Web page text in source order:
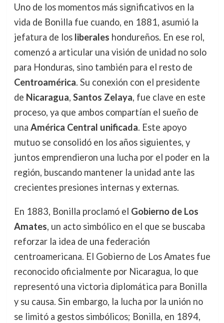
Uno de los momentos más significativos en la
vida de Bonilla fue cuando, en 1881, asumió la
jefatura de los liberales hondureños. En ese rol,
comenzó a articular una visión de unidad no solo
para Honduras, sino también para el resto de
Centroamérica. Su conexión con el presidente
de Nicaragua, Santos Zelaya, fue clave en este
proceso, ya que ambos compartían el sueño de
una América Central unificada. Este apoyo
mutuo se consolidó en los años siguientes, y
juntos emprendieron una lucha por el poder en la
región, buscando mantener la unidad ante las
crecientes presiones internas y externas.
En 1883, Bonilla proclamó el Gobierno de Los
Amates, un acto simbólico en el que se buscaba
reforzar la idea de una federación
centroamericana. El Gobierno de Los Amates fue
reconocido oficialmente por Nicaragua, lo que
representó una victoria diplomática para Bonilla
y su causa. Sin embargo, la lucha por la unión no
se limitó a gestos simbólicos; Bonilla, en 1894,